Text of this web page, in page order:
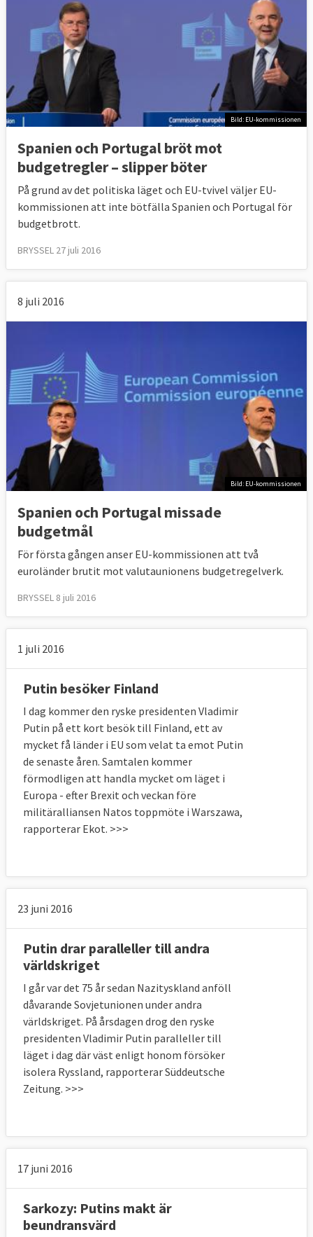
Bild: EU-kommissionen
Spanien och Portugal bröt mot
budgetregler – slipper böter
På grund av det politiska läget och EU-tvivel väljer EU-
kommissionen att inte bötfälla Spanien och Portugal för
budgetbrott.
BRYSSEL 27 juli 2016
8 juli 2016
Bild: EU-kommissionen
Spanien och Portugal missade
budgetmål
För första gången anser EU-kommissionen att två
euroländer brutit mot valutaunionens budgetregelverk.
BRYSSEL 8 juli 2016
1 juli 2016
Putin besöker Finland
I dag kommer den ryske presidenten Vladimir
Putin på ett kort besök till Finland, ett av
mycket få länder i EU som velat ta emot Putin
de senaste åren. Samtalen kommer
förmodligen att handla mycket om läget i
Europa - efter Brexit och veckan före
militäralliansen Natos toppmöte i Warszawa,
rapporterar Ekot. >>>
23 juni 2016
Putin drar paralleller till andra
världskriget
I går var det 75 år sedan Nazityskland anföll
dåvarande Sovjetunionen under andra
världskriget. På årsdagen drog den ryske
presidenten Vladimir Putin paralleller till
läget i dag där väst enligt honom försöker
isolera Ryssland, rapporterar Süddeutsche
Zeitung. >>>
17 juni 2016
Sarkozy: Putins makt är
beundransvärd